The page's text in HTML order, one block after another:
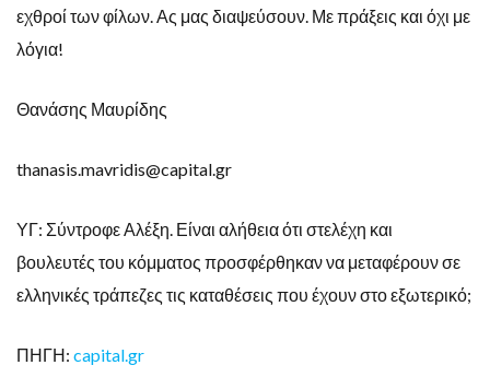
εχθροί των φίλων. Ας μας διαψεύσουν. Με πράξεις και όχι με
λόγια!
Θανάσης Μαυρίδης
thanasis.mavridis@capital.gr
ΥΓ: Σύντροφε Αλέξη. Είναι αλήθεια ότι στελέχη και
βουλευτές του κόμματος προσφέρθηκαν να μεταφέρουν σε
ελληνικές τράπεζες τις καταθέσεις που έχουν στο εξωτερικό;
ΠΗΓΗ: capital.gr